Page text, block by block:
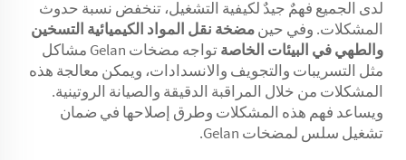
لدى الجميع فهمٌ جيدٌ لكيفية التشغيل، تنخفض نسبة حدوث
المشكلات. وفي حينمضخة نقل المواد الكيميائية التسخين
والطهي في البيئات الخاصة
تواجه مضخات Gelan مشاكل
مثل التسريبات والتجويف والانسدادات، ويمكن معالجة هذه
المشكلات من خلال المراقبة الدقيقة والصيانة الروتينية.
ويساعد فهم هذه المشكلات وطرق إصلاحها في ضمان
تشغيل سلس لمضخات Gelan.